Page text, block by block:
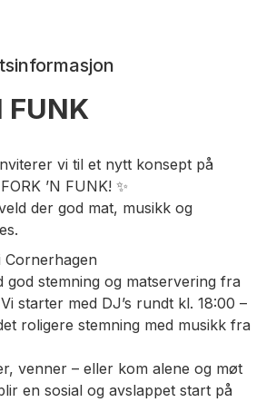
FUNK
vi til et nytt konsept på
’N FUNK! ✨
der god mat, musikk og
Cornerhagen
god stemning og matservering fra
starter med DJ’s rundt kl. 18:00 –
roligere stemning med musikk fra
venner – eller kom alene og møt
en sosial og avslappet start på